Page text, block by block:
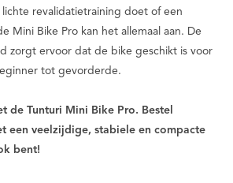
revalidatietraining doet of een
Mini Bike Pro kan het allemaal aan. De
zorgt ervoor dat de bike geschikt is voor
tot gevorderde.
de Tunturi Mini Bike Pro. Bestel
een veelzijdige, stabiele en compacte
bent!